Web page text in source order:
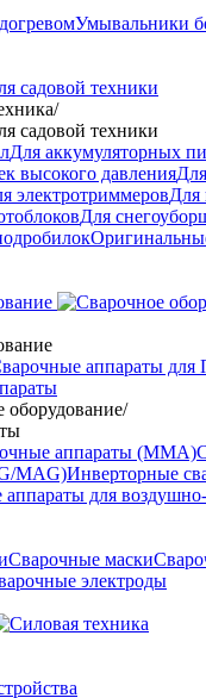
Умывальники
садовой техники
/
садовой техники
Для аккумуляторных
высокого давленияДля
электротриммеровДля
Для
аппараты
оборудование/
аппараты (ММА)
MAG)Инверторные
для
Сварочные маски
электроды